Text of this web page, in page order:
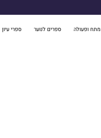
מתח ופעולה ספרים לנוער ספרי עיון